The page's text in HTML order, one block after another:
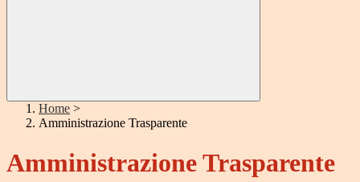
Home >
Amministrazione Trasparente
Amministrazione Trasparente